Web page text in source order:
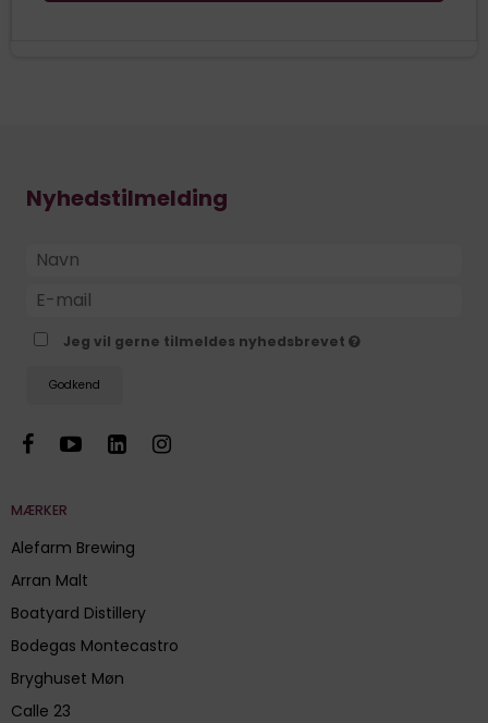
Nyhedstilmelding
Jeg vil gerne tilmeldes nyhedsbrevet
Godkend
MÆRKER
Alefarm Brewing
Arran Malt
Boatyard Distillery
Bodegas Montecastro
Bryghuset Møn
Calle 23